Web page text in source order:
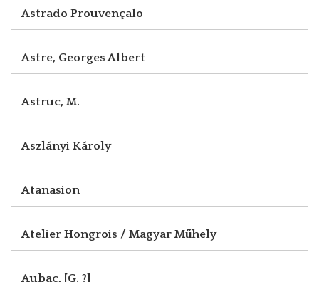
Astrado Prouvençalo
Astre, Georges Albert
Astruc, M.
Aszlányi Károly
Atanasion
Atelier Hongrois / Magyar Műhely
Aubac, [G. ?]